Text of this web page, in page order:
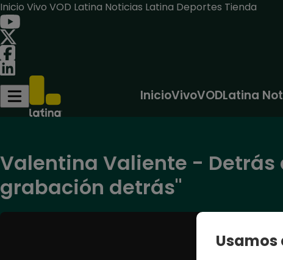
Inicio Vivo VOD Latina Noticias Latina Deportes Tienda
InicioVivoVODLatina
Valentina Valiente - Detrás
grabación detrás"